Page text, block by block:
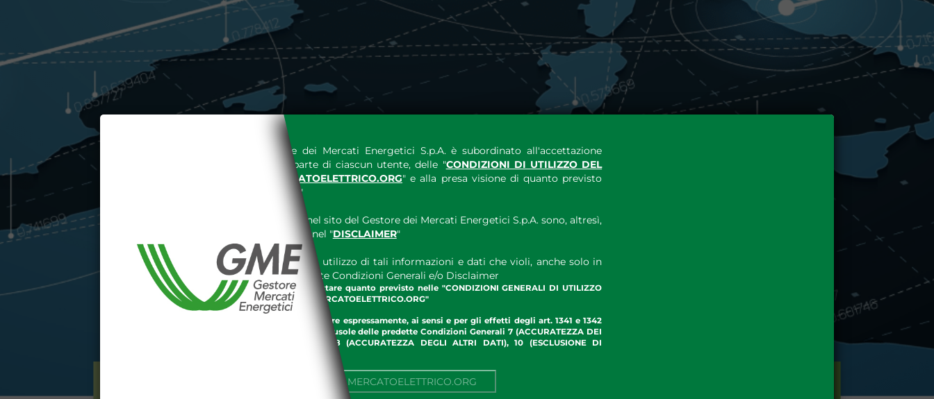
L'accesso al sito del Gestore dei Mercati Energetici S.p.A. è subordinato all'accettazione
espressa e senza riserve, da parte di ciascun utente, delle "CONDIZIONI DI UTILIZZO DEL
SITO INTERNET WWW.MERCATOELETTRICO.ORG" e alla presa visione di quanto previsto
"
Le informazioni e i dati presenti nel sito del Gestore dei Mercati Energetici S.p.A. sono, altresì,
tutelati secondo quanto previsto nel "DISCLAIMER"
E' espressamente vietato qualsiasi utilizzo di tali informazioni e dati che violi, anche solo in
parte, quanto previsto nelle suddette Condizioni Generali e/o Disclaimer
Dichiaro di conoscere e accettare quanto previsto nelle "CONDIZIONI GENERALI DI UTILIZZO
DEL SITO INTERNET WWW.MERCATOELETTRICO.ORG"
Dichiaro di conoscere e accettare espressamente, ai sensi e per gli effetti degli art. 1341 e 1342
del codice civile, le seguenti clausole delle predette Condizioni Generali 7 (ACCURATEZZA DEI
DATI PUBBLICATI DAL GME), 8 (ACCURATEZZA DEGLI ALTRI DATI), 10 (ESCLUSIONE DI
CONTINUA SU MERCATOELETTRICO.ORG
AMBIENTE